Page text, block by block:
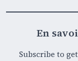
En
Subscribe to